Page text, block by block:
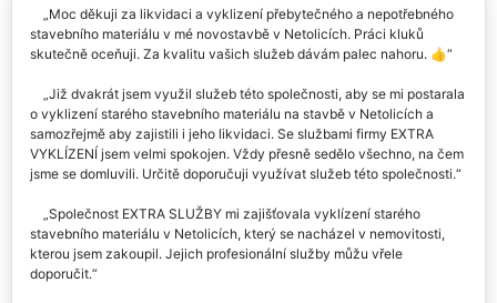
Moc děkuji za likvidaci a vyklizení přebytečného a nepotřebného
stavebního materiálu v mé novostavbě v Netolicích. Práci kluků
skutečně oceňuji. Za kvalitu vašich služeb dávám palec nahoru. 👍
Již dvakrát jsem využil služeb této společnosti, aby se mi postarala
o vyklizení starého stavebního materiálu na stavbě v Netolicích a
samozřejmě aby zajistili i jeho likvidaci. Se službami firmy EXTRA
VYKLÍZENÍ jsem velmi spokojen. Vždy přesně sedělo všechno, na čem
jsme se domluvili. Určitě doporučuji využívat služeb této společnosti.
Společnost EXTRA SLUŽBY mi zajišťovala vyklízení starého
stavebního materiálu v Netolicích, který se nacházel v nemovitosti,
kterou jsem zakoupil. Jejich profesionální služby můžu vřele
doporučit.